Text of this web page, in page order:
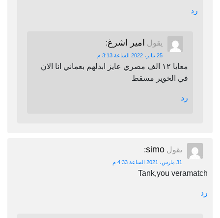
رد
يقول امير اشرغ:
25 يناير، 2022 الساعة 3:13 م
معايا ١٢ الف مصري عايز ابدلهم بعماني انا الان
في الخوير مسقط
رد
يقول simo
:
31 مارس، 2021 الساعة 4:33 م
Tank,you veramatch
رد